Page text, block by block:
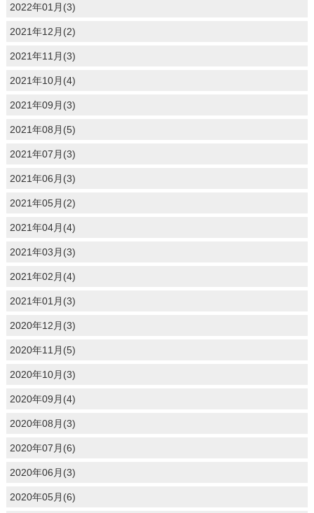
2022年01月(3)
2021年12月(2)
2021年11月(3)
2021年10月(4)
2021年09月(3)
2021年08月(5)
2021年07月(3)
2021年06月(3)
2021年05月(2)
2021年04月(4)
2021年03月(3)
2021年02月(4)
2021年01月(3)
2020年12月(3)
2020年11月(5)
2020年10月(3)
2020年09月(4)
2020年08月(3)
2020年07月(6)
2020年06月(3)
2020年05月(6)